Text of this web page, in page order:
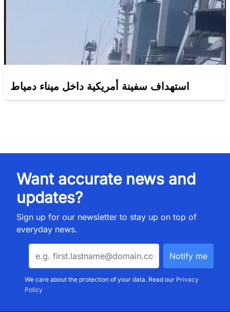
استهداف سفينة أمريكية داخل ميناء دمياط
Want accurate news and
updates?
Sign up for our newsletter to stay up on top of
everyday news.
We care about the protection of your data. Read our Privacy
Policy